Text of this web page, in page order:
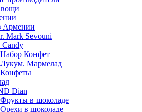
Армении
Mark Sevouni
Candy
Набор Конфет
Лукум. Мармелад
Конфеты
Dian
Фрукты в шоколаде
Орехи в шоколаде